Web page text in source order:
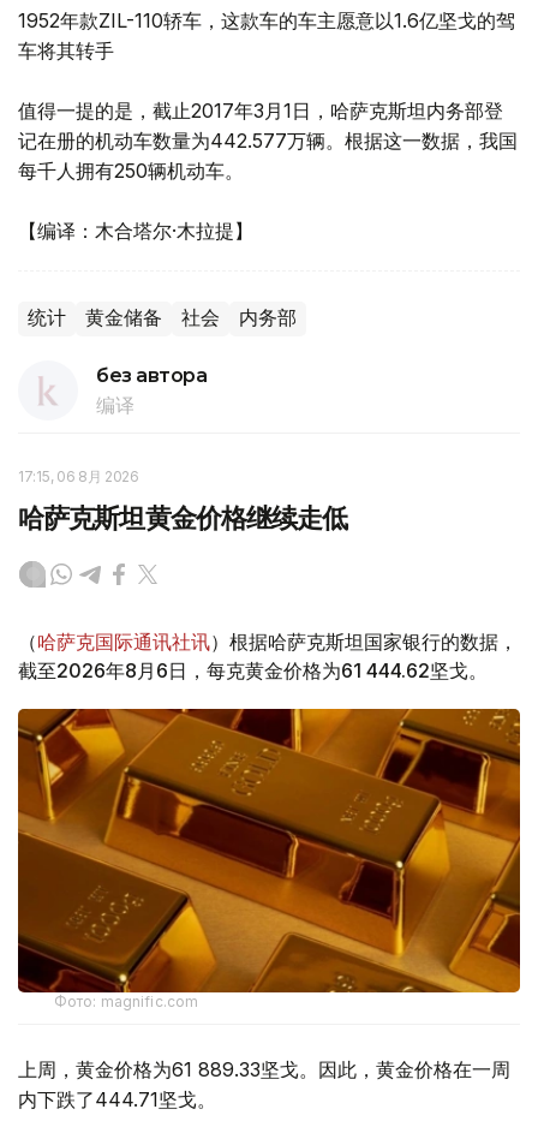
1952年款ZIL-110轿车，这款车的车主愿意以1.6亿坚戈的驾
车将其转手
值得一提的是，截止2017年3月1日，哈萨克斯坦内务部登
记在册的机动车数量为442.577万辆。根据这一数据，我国
每千人拥有250辆机动车。
【编译：木合塔尔·木拉提】
统计 黄金储备 社会 内务部
без автора
编译
17:15, 06 8月 2026
哈萨克斯坦黄金价格继续走低
（哈萨克国际通讯社讯）根据哈萨克斯坦国家银行的数据，
截至2026年8月6日，每克黄金价格为61 444.62坚戈。
Фото: magnific.com
上周，黄金价格为61 889.33坚戈。因此，黄金价格在一周
内下跌了444.71坚戈。